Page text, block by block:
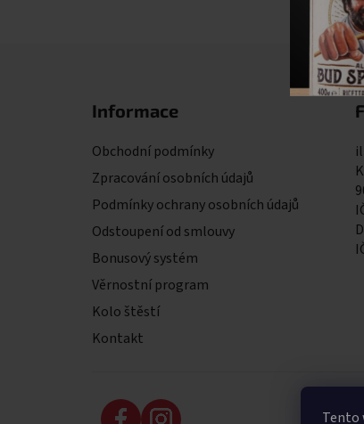
Tento
Informace
Obchodní podmínky
Zpracování osobních údajů
Podmínky ochrany osobních údajů
Odstoupení od smlouvy
Bonusový systém
Věrnostní program
Kolo štěstí
Kontakt